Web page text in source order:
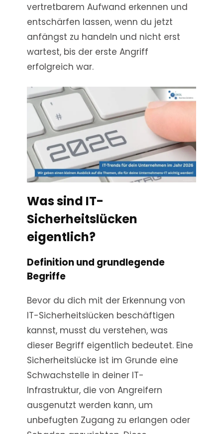
vertretbarem Aufwand erkennen und
entschärfen lassen, wenn du jetzt
anfängst zu handeln und nicht erst
wartest, bis der erste Angriff
erfolgreich war.
Was sind IT-
Sicherheitslücken
eigentlich?
Definition und grundlegende
Begriffe
Bevor du dich mit der Erkennung von
IT-Sicherheitslücken beschäftigen
kannst, musst du verstehen, was
dieser Begriff eigentlich bedeutet. Eine
Sicherheitslücke ist im Grunde eine
Schwachstelle in deiner IT-
Infrastruktur, die von Angreifern
ausgenutzt werden kann, um
unbefugten Zugang zu erlangen oder